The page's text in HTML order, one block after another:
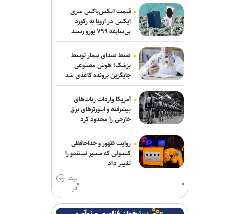
حادثه امنیتی دریایی در جنوب شرقی عدن
پزشکیان: مشروطه نماد بیداری،
قانون‌گرایی و مردم‌سالاری ملت ایران است
گفت‌وگوی تلفنی وزرای امور خارجه ایران و
ایتالیا
قدردانی از حضور حماسی ملت مبعوث
شده در راهپیمایی اربعین
وزارت خارجه یمن: تشدید تنش از سوی
عربستان با واکنشی فراگیر روبه‌رو می‌شود
آمریکا را انکار کرد
رسانه عبری: از آغاز جنگ غزه دست‌کم ۹
قیمت ایکس‌باکس سری
ایکس در اروپا به رکورد
بی‌سابقه ۷۹۹ یورو رسید
ضبط صدای بیمار توسط
پزشک؛ هوش مصنوعی
جایگزین پرونده کاغذی شد
آمریکا واردات ربات‌های
پیشرفته و اینورترهای برق
خارجی را محدود کرد
روایت ظهور و خداحافظی
کنسولی که مسیر نینتندو را
تغییر داد
بیش
تر